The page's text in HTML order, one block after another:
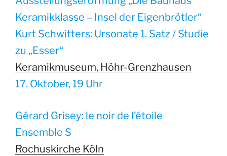
Keramikklasse – Insel der Eigenbrötler“
Kurt Schwitters: Ursonate 1. Satz / Studie
zu „Esser“
Keramikmuseum, Höhr-Grenzhausen
17. Oktober, 19 Uhr
Gérard Grisey: le noir de l’étoile
Ensemble S
Rochuskirche Köln